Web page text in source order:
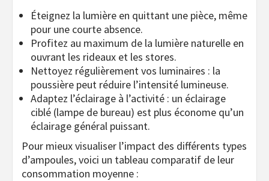
Éteignez la lumière en quittant une pièce, même
pour une courte absence.
Profitez au maximum de la lumière naturelle en
ouvrant les rideaux et les stores.
Nettoyez régulièrement vos luminaires : la
poussière peut réduire l’intensité lumineuse.
Adaptez l’éclairage à l’activité : un éclairage
ciblé (lampe de bureau) est plus économe qu’un
éclairage général puissant.
Pour mieux visualiser l’impact des différents types
d’ampoules, voici un tableau comparatif de leur
consommation moyenne :